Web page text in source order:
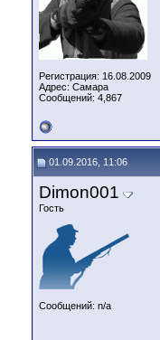
Регистрация: 16.08.2009
Адрес: Самара
Сообщений: 4,867
01.09.2016, 11:06
Dimon001
Гость
Сообщений: n/a